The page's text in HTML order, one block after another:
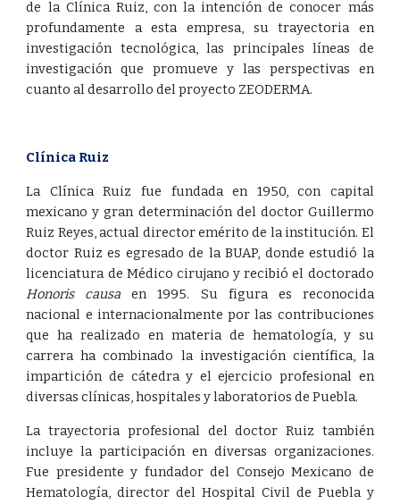
de la Clínica Ruiz, con la intención de conocer más
profundamente a esta empresa, su trayectoria en
investigación tecnológica, las principales líneas de
investigación que promueve y las perspectivas en
cuanto al desarrollo del proyecto ZEODERMA.
Clínica Ruiz
La Clínica Ruiz fue fundada en 1950, con capital
mexicano y gran determinación del doctor Guillermo
Ruiz Reyes, actual director emérito de la institución. El
doctor Ruiz es egresado de la BUAP, donde estudió la
licenciatura de Médico cirujano y recibió el doctorado
Honoris causa en 1995. Su figura es reconocida
nacional e internacionalmente por las contribuciones
que ha realizado en materia de hematología, y su
carrera ha combinado la investigación científica, la
impartición de cátedra y el ejercicio profesional en
diversas clínicas, hospitales y laboratorios de Puebla.
La trayectoria profesional del doctor Ruiz también
incluye la participación en diversas organizaciones.
Fue presidente y fundador del Consejo Mexicano de
Hematología, director del Hospital Civil de Puebla y